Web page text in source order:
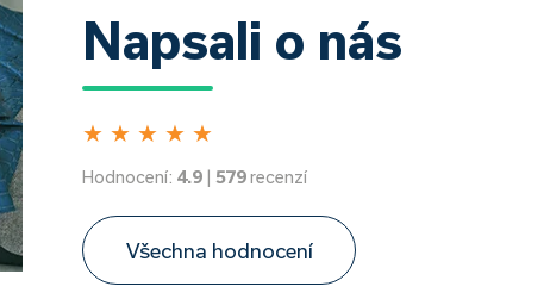
Napsali o nás
★ ★ ★ ★ ★
Hodnocení: 4.9 | 579recenzí
Všechna hodnocení